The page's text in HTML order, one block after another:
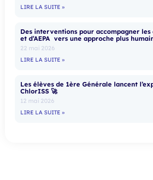
LIRE LA SUITE »
Des interventions pour accompagner les
et d’AEPA vers une approche plus
22 mai 2026
LIRE LA SUITE »
Les élèves de 1ère Générale lancent
ChlorISS 🚀
12 mai 2026
LIRE LA SUITE »